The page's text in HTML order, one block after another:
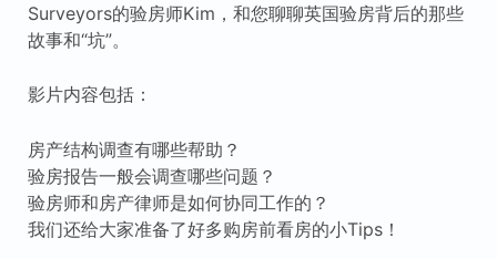
Surveyors的验房师Kim，和您聊聊英国验房背后的那些
故事和“坑”。
影片内容包括：
房产结构调查有哪些帮助？
验房报告一般会调查哪些问题？
验房师和房产律师是如何协同工作的？
我们还给大家准备了好多购房前看房的小Tips！